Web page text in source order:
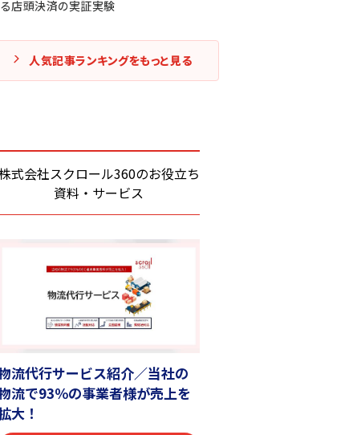
る店頭決済の実証実験
人気記事ランキングをもっと見る